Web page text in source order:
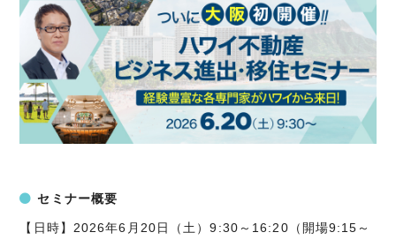
セミナー概要
【日時】2026年6月20日（土）9:30～16:20（開場9:15～